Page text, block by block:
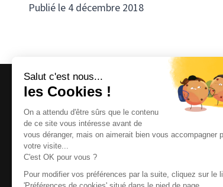
Publié le 4 décembre 2018
Magazine et site internet culturels varois.